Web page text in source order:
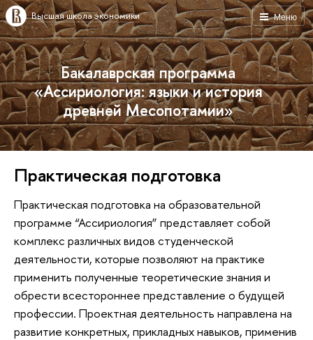
Меню
Высшая школа экономики
Бакалаврская программа
«Ассириология: языки и история
древней Месопотамии»
Практическая подготовка
Практическая подготовка на образовательной
программе “Ассириология” представляет собой
комплекс различных видов студенческой
деятельности, которые позволяют на практике
применить полученные теоретические знания и
обрести всестороннее представление о будущей
профессии. Проектная деятельность направлена на
развитие конкретных, прикладных навыков, применив